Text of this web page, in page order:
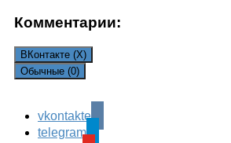
Комментарии:
ВКонтакте (X)
Обычные (0)
Leave a Reply
vkontakte
telegram